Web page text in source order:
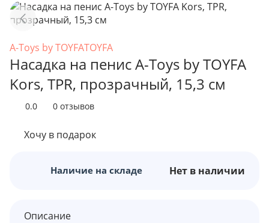
A-Toys by TOYFATOYFA
Насадка на пенис A-Toys by TOYFA
Kors, TPR, прозрачный, 15,3 см
0.0 0 отзывов
Хочу в подарок
Наличие на складе Нет в наличии
Описание